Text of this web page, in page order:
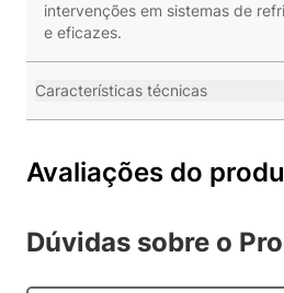
intervenções em sistemas de
e eficazes.
Características técnicas
Avaliações do
Dúvidas sobre o